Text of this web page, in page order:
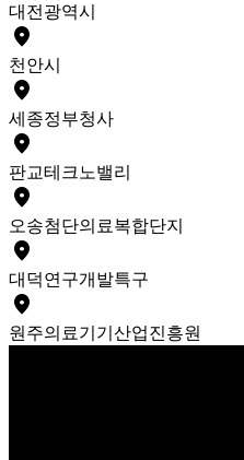
대전광역시
place
천안시
place
세종정부청사
place
판교테크노밸리
place
오송첨단의료복합단지
place
대덕연구개발특구
place
원주의료기기산업진흥원